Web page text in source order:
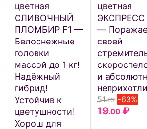
цветная
СЛИВОЧНЫЙ
ПЛОМБИР F1 —
Белоснежные
головки
массой до 1 кг!
Надёжный
гибрид!
Устойчив к
цветушности!
Хорош для
цветная
—
своей
и
51.50 -63%
19.00 ₽